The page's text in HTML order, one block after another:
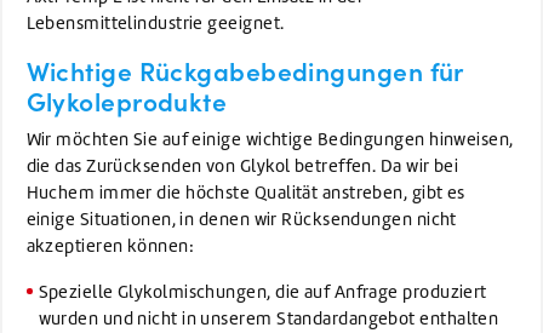
Lebensmittelindustrie geeignet.
Wichtige Rückgabebedingungen für
Glykoleprodukte
Wir möchten Sie auf einige wichtige Bedingungen hinweisen,
die das Zurücksenden von Glykol betreffen. Da wir bei
Huchem immer die höchste Qualität anstreben, gibt es
einige Situationen, in denen wir Rücksendungen nicht
akzeptieren können:
Spezielle Glykolmischungen, die auf Anfrage produziert
wurden und nicht in unserem Standardangebot enthalten